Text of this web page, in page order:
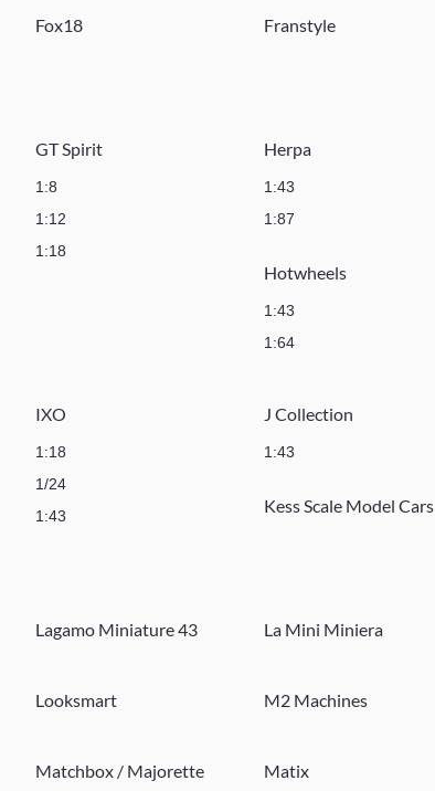
Fox18 Franstyle
GT Spirit
1:8
1:12
1:18
Herpa
1:43
1:87
Hotwheels
1:43
1:64
IXO
1:18
1/24
1:43
J Collection
1:43
Kess Scale Model Cars
Lagamo Miniature 43 La Mini Miniera
Looksmart M2 Machines
Matchbox / Majorette Matix